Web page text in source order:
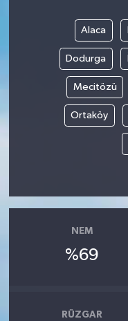
Alaca
Dodurga
Mecitözü
Ortaköy
NEM
%69
RÜZGAR